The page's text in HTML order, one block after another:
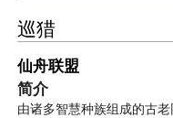
巡猎
仙舟联盟
简介
由诸多智慧种族组成的古老